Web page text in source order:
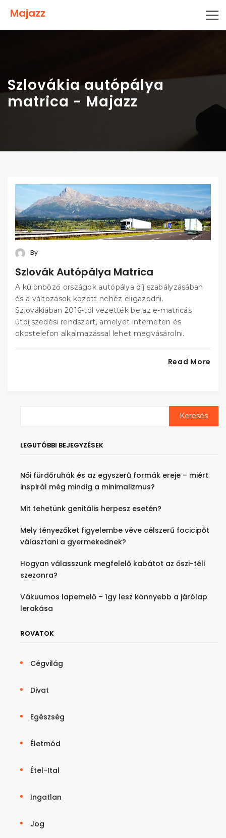
Majazz
Szlovákia autópálya
matrica - Majazz
By
Szlovák Autópálya Matrica
A különböző országok autópálya díj szabályzásában
és a változások között nehéz eligazodni.
Szlovákiában 2016-tól vezették be az e-matricás
útdíjszedési rendszert, amelyet interneten és
okostelefon alkalmazással lehet megvásárolni.
Read More
LEGUTÓBBI BEJEGYZÉSEK
Női fürdőruhák és az egyszerű formák ereje – miért
inspirál még mindig a minimalizmus?
Mit tehetünk genitális herpesz esetén?
Mely tényezőket figyelembe véve célszerű focicipőt
választani a gyermekednek?
Hogyan válasszunk megfelelő kabátot az őszi-téli
szezonra?
Vákuumos lapemelő – így lesz könnyebb a járólap
lerakása
ROVATOK
Cégvilág
Divat
Egészség
Életmód
Étel-Ital
Ingatlan
Jog